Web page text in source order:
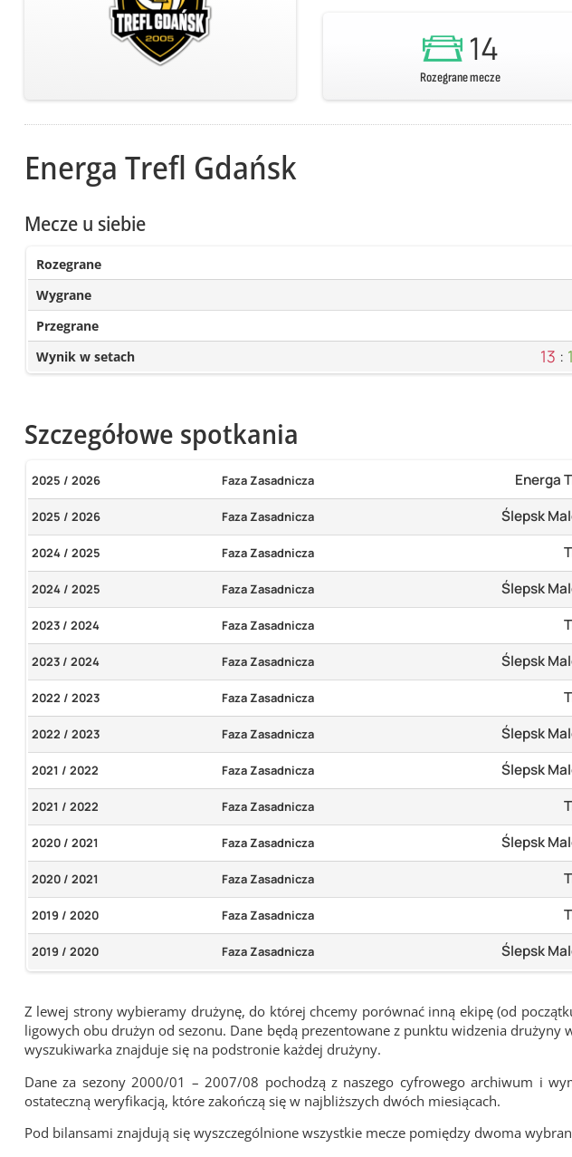
14
Rozegrane mecze
Energa Trefl Gdańsk
Mecze u siebie
Rozegrane
Wygrane
Przegrane
Wynik w setach 13 :
Szczegółowe spotkania
2025 / 2026 Faza Zasadnicza Energa
2025 / 2026 Faza Zasadnicza Ślepsk
2024 / 2025 Faza Zasadnicza
2024 / 2025 Faza Zasadnicza Ślepsk
2023 / 2024 Faza Zasadnicza
2023 / 2024 Faza Zasadnicza Ślepsk
2022 / 2023 Faza Zasadnicza
2022 / 2023 Faza Zasadnicza Ślepsk
2021 / 2022 Faza Zasadnicza Ślepsk
2021 / 2022 Faza Zasadnicza
2020 / 2021 Faza Zasadnicza Ślepsk
2020 / 2021 Faza Zasadnicza
2019 / 2020 Faza Zasadnicza
2019 / 2020 Faza Zasadnicza Ślepsk
Z lewej strony wybieramy drużynę, do której chcemy porównać inną ekipę (od
ligowych obu drużyn od sezonu. Dane będą prezentowane z punktu widzenia
wyszukiwarka znajduje się na podstronie każdej drużyny.
Dane za sezony 2000/01 – 2007/08 pochodzą z naszego cyfrowego archiwum i
ostateczną weryfikacją, które zakończą się w najbliższych dwóch miesiącach.
Pod bilansami znajdują się wyszczególnione wszystkie mecze pomiędzy dwoma